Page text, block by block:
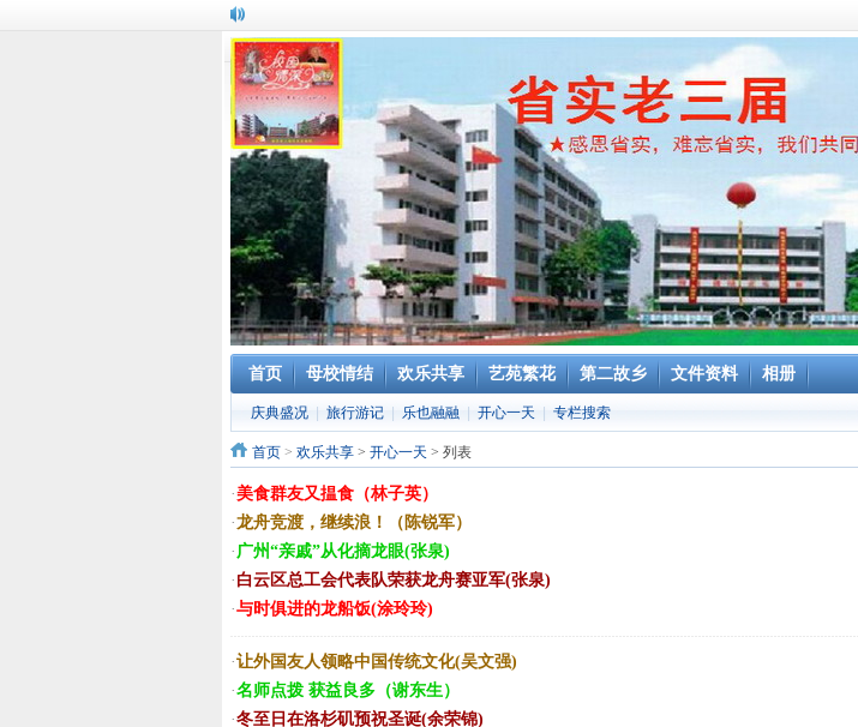
首页 母校情结 欢乐共享 艺苑繁花 第二故乡 文件资料 相册
庆典盛况 旅行游记 乐也融融 开心一天 专栏搜索
首页 > 欢乐共享 > 开心一天 > 列表
·美食群友又揾食（林子英）
·龙舟竞渡，继续浪！（陈锐军）
· 广州“亲戚”从化摘龙眼(张泉)
· 白云区总工会代表队荣获龙舟赛亚军(张泉)
·与时俱进的龙船饭(涂玲玲)
·让外国友人领略中国传统文化(吴文强)
·名师点拨 获益良多（谢东生）
·冬至日在洛杉矶预祝圣诞(余荣锦)